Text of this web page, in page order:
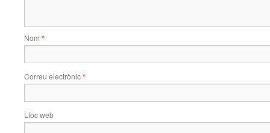
Nom *
Correu electrònic*
Lloc web